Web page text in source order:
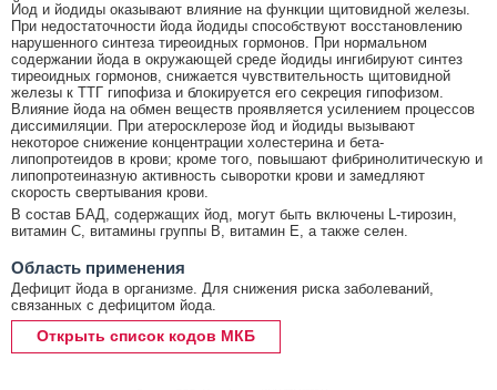
Йод и йодиды оказывают влияние на функции щитовидной железы.
При недостаточности йода йодиды способствуют восстановлению
нарушенного синтеза тиреоидных гормонов. При нормальном
содержании йода в окружающей среде йодиды ингибируют синтез
тиреоидных гормонов, снижается чувствительность щитовидной
железы к ТТГ гипофиза и блокируется его секреция гипофизом.
Влияние йода на обмен веществ проявляется усилением процессов
диссимиляции. При атеросклерозе йод и йодиды вызывают
некоторое снижение концентрации холестерина и бета-
липопротеидов в крови; кроме того, повышают фибринолитическую и
липопротеиназную активность сыворотки крови и замедляют
скорость свертывания крови.
В состав БАД, содержащих йод, могут быть включены L-тирозин,
витамин C, витамины группы B, витамин Е, а также селен.
Область применения
Дефицит йода в организме. Для снижения риска заболеваний,
связанных с дефицитом йода.
Открыть список кодов МКБ